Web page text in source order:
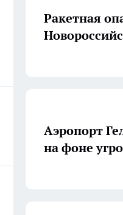
Ракетная
Аэропорт
на фоне